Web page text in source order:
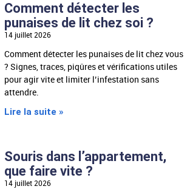
Comment détecter les
punaises de lit chez soi ?
14 juillet 2026
Comment détecter les punaises de lit chez vous
? Signes, traces, piqûres et vérifications utiles
pour agir vite et limiter l’infestation sans
attendre.
Lire la suite »
Souris dans l’appartement,
que faire vite ?
14 juillet 2026